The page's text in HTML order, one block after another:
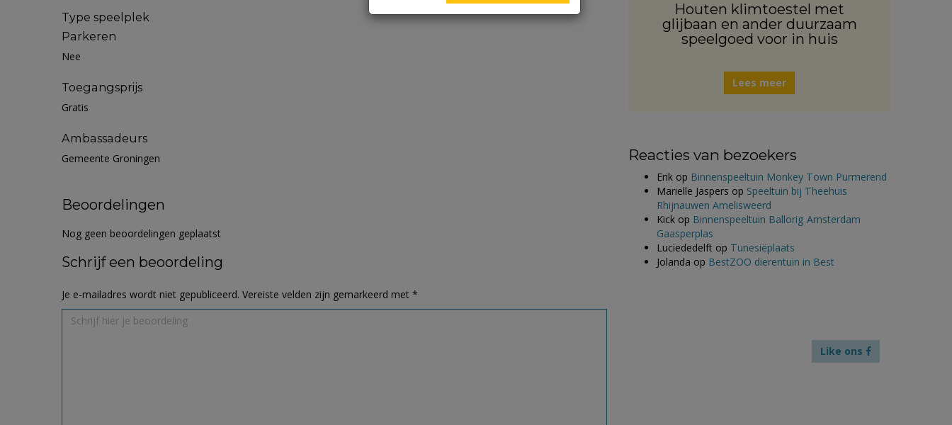
Type speelplek
Parkeren
Nee
Toegangsprijs
Gratis
Ambassadeurs
Gemeente Groningen
Beoordelingen
Nog geen beoordelingen geplaatst
Schrijf een beoordeling
Je e-mailadres wordt niet gepubliceerd. Vereiste velden zijn gemarkeerd met *
Houten klimtoestel met
glijbaan en ander duurzaam
speelgoed voor in huis
Lees meer
Reacties van bezoekers
Erik op Binnenspeeltuin Monkey Town Purmerend
Marielle Jaspers op Speeltuin bij Theehuis
Rhijnauwen Amelisweerd
Kick op Binnenspeeltuin Ballorig Amsterdam
Gaasperplas
Luciededelft op Tunesiëplaats
Jolanda op BestZOO dierentuin in Best
Like ons